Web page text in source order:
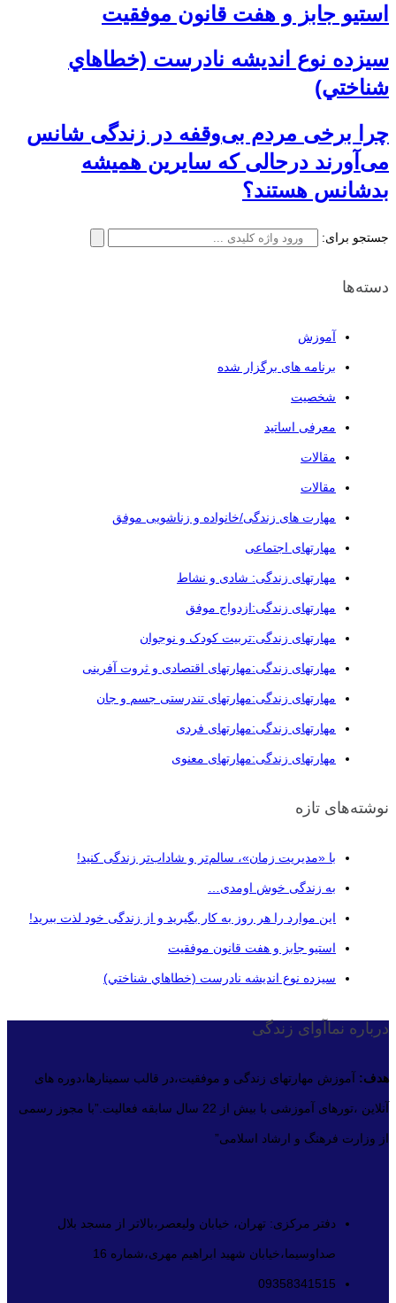
استیو جابز و هفت قانون موفقیت
سيزده نوع انديشه نادرست (خطاهاي
شناختي)
چرا برخی مردم بی‌وقفه در زندگی شانس
می‌آورند درحالی که سايرين هميشه
بدشانس هستند؟
جستجو برای:
دسته‌ها
آموزش
برنامه های برگزار شده
شخصیت
معرفی اساتید
مقالات
مقالات
مهارت های زندگی/خانواده و زناشویی موفق
مهارتهای اجتماعی
مهارتهای زندگی: شادی و نشاط
مهارتهای زندگی:ازدواج موفق
مهارتهای زندگی:تربیت کودک و نوجوان
مهارتهای زندگی:مهارتهای اقتصادی و ثروت آفرینی
مهارتهای زندگی:مهارتهای تندرستی جسم و جان
مهارتهای زندگی:مهارتهای فردی
مهارتهای زندگی:مهارتهای معنوی
نوشته‌های تازه
با «مدیریت زمان»، سالم‌تر و شاداب‌تر زندگی کنید!
به زندگی خوش اومدی…
این موارد را هر روز به کار بگیرید و از زندگی خود لذت ببرید!
استیو جابز و هفت قانون موفقیت
سيزده نوع انديشه نادرست (خطاهاي شناختي)
درباره نماآوای زندگی
هدف: آموزش مهارتهای زندگی و موفقیت،در قالب سمینارها،دوره های
آنلاین ،تورهای آموزشی با بیش از 22 سال سابقه فعالیت.”با مجوز رسمی
از وزارت فرهنگ و ارشاد اسلامی”
دفتر مرکزی: تهران، خیابان ولیعصر،بالاتر از مسجد بلال
صداوسیما،خیابان شهید ابراهیم مهری،شماره 16
09358341515